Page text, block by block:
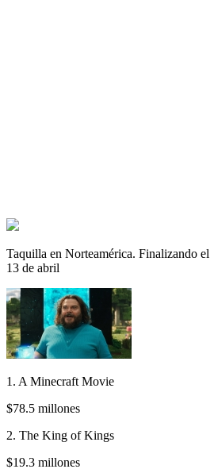
Taquilla en Norteamérica. Finalizando el
13 de abril
1. A Minecraft Movie
$78.5 millones
2. The King of Kings
$19.3 millones